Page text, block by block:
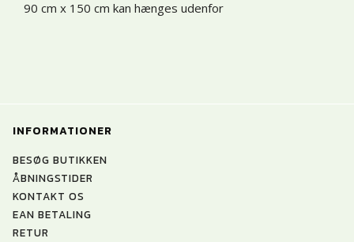
90 cm x 150 cm kan hænges udenfor
INFORMATIONER
BESØG BUTIKKEN
ÅBNINGSTIDER
KONTAKT OS
EAN BETALING
RETUR